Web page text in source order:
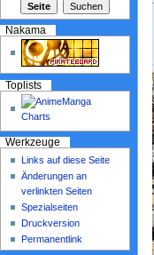
Nakama
Toplists
Werkzeuge
Links auf diese Seite
Änderungen an
verlinkten Seiten
Spezialseiten
Druckversion
Permanentlink